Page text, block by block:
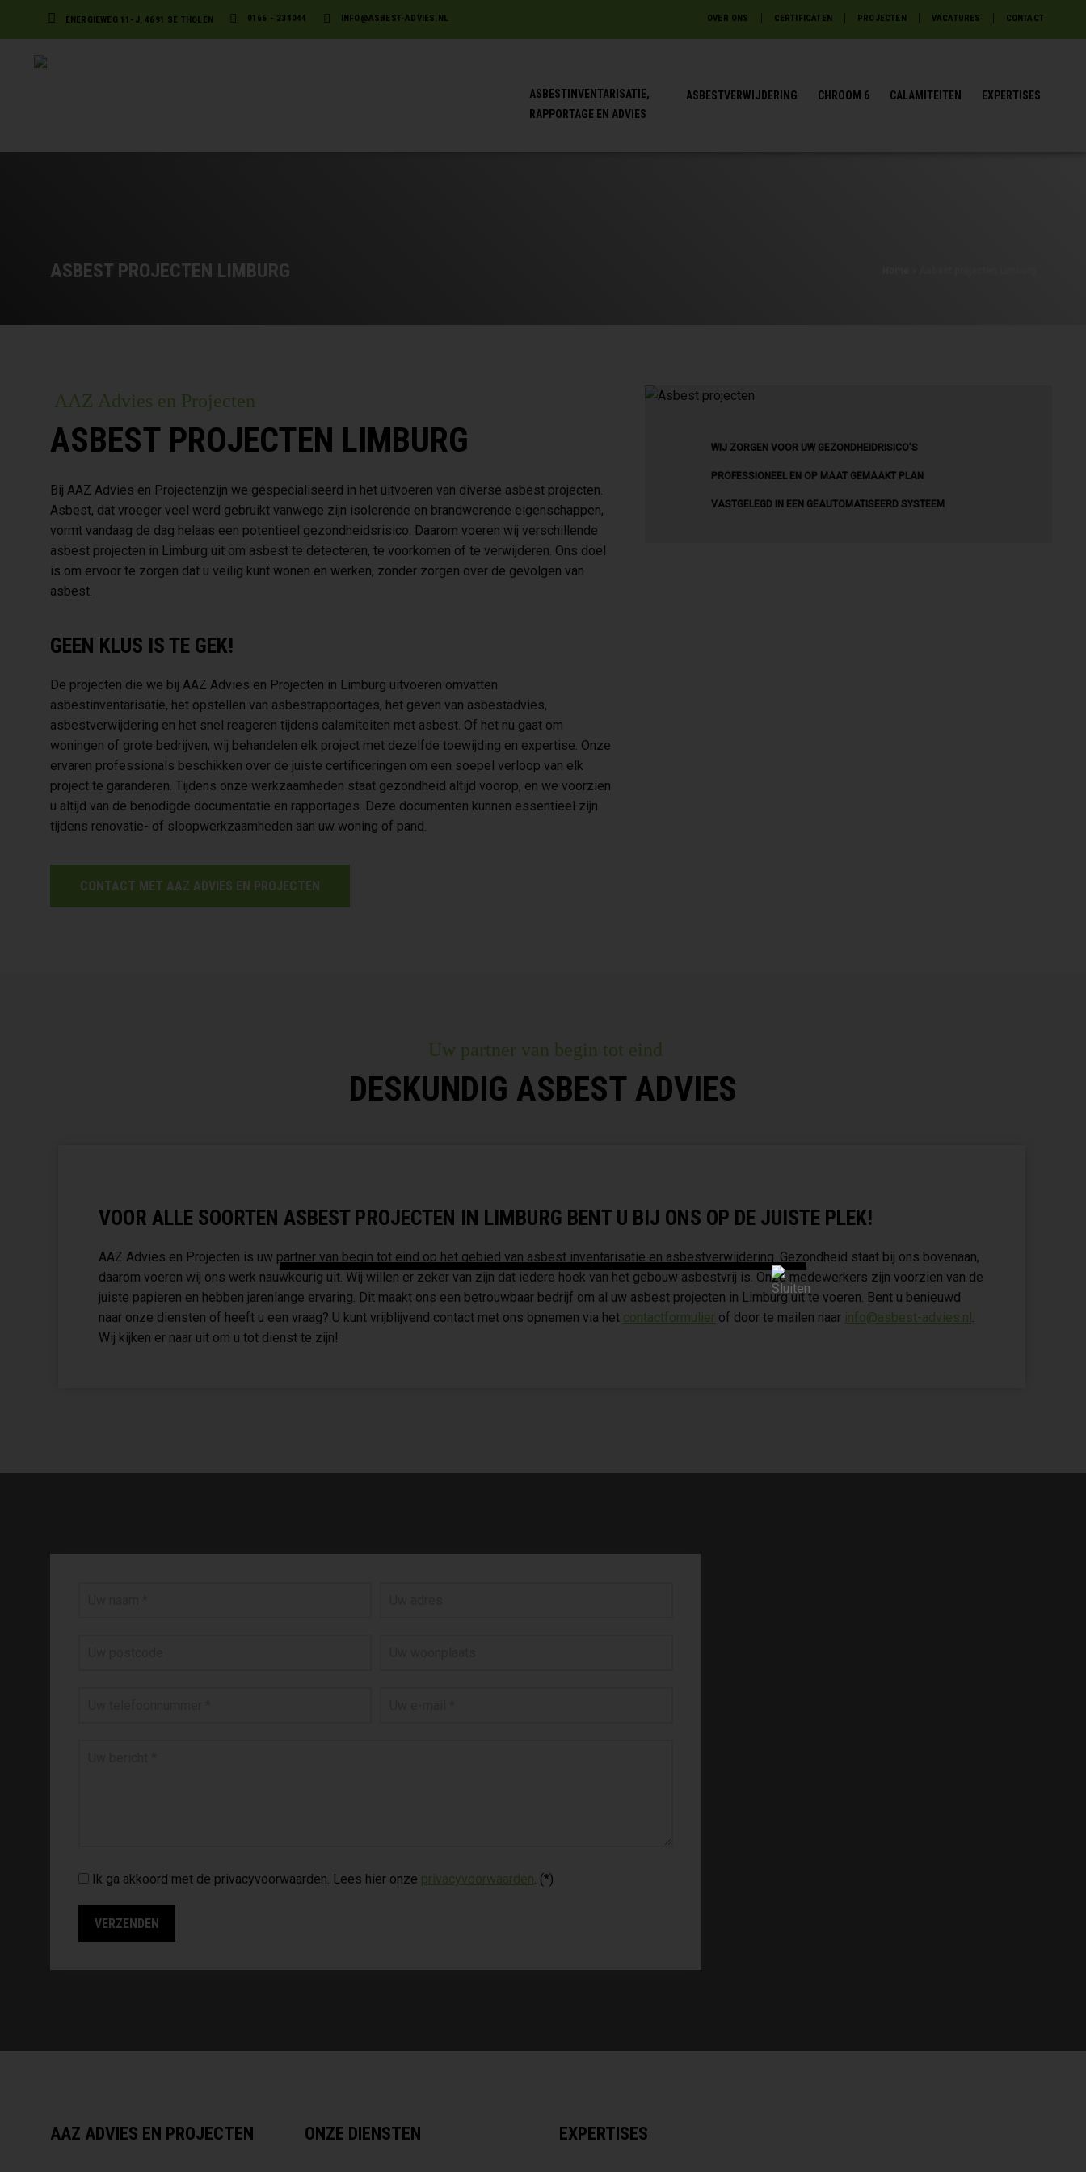
ENERGIEWEG 11-J, 4691 SE THOLEN 0166 - 234044 INFO@ASBEST-ADVIES.NL OVER ONS CERTIFICATEN PROJECTEN VACATURES CONTACT
ASBESTINVENTARISATIE,
RAPPORTAGE EN ADVIES
ASBESTVERWIJDERING CHROOM 6 CALAMITEITEN EXPERTISES
ASBEST PROJECTEN LIMBURG
AAZ Advies en Projecten
ASBEST PROJECTEN LIMBURG
Bij AAZ Advies en Projectenzijn we gespecialiseerd in het uitvoeren van diverse asbest projecten.
Asbest, dat vroeger veel werd gebruikt vanwege zijn isolerende en brandwerende eigenschappen,
vormt vandaag de dag helaas een potentieel gezondheidsrisico. Daarom voeren wij verschillende
asbest projecten in Limburg uit om asbest te detecteren, te voorkomen of te verwijderen. Ons doel
is om ervoor te zorgen dat u veilig kunt wonen en werken, zonder zorgen over de gevolgen van
asbest.
GEEN KLUS IS TE GEK!
De projecten die we bij AAZ Advies en Projecten in Limburg uitvoeren omvatten
asbestinventarisatie, het opstellen van asbestrapportages, het geven van asbestadvies,
asbestverwijdering en het snel reageren tijdens calamiteiten met asbest. Of het nu gaat om
woningen of grote bedrijven, wij behandelen elk project met dezelfde toewijding en expertise. Onze
ervaren professionals beschikken over de juiste certificeringen om een soepel verloop van elk
project te garanderen. Tijdens onze werkzaamheden staat gezondheid altijd voorop, en we voorzien
u altijd van de benodigde documentatie en rapportages. Deze documenten kunnen essentieel zijn
tijdens renovatie- of sloopwerkzaamheden aan uw woning of pand.
CONTACT MET AAZ ADVIES EN PROJECTEN
WIJ ZORGEN VOOR UW GEZONDHEIDRISICO’S
PROFESSIONEEL EN OP MAAT GEMAAKT PLAN
VASTGELEGD IN EEN GEAUTOMATISEERD SYSTEEM
Uw partner van begin tot eind
DESKUNDIG ASBEST ADVIES
VOOR ALLE SOORTEN ASBEST PROJECTEN IN LIMBURG BENT U BIJ ONS OP DE JUISTE PLEK!
AAZ Advies en Projecten is uw partner van begin tot eind op het gebied van asbest inventarisatie en asbestverwijdering. Gezondheid staat bij ons bovenaan,
daarom voeren wij ons werk nauwkeurig uit. Wij willen er zeker van zijn dat iedere hoek van het gebouw asbestvrij is. Onze medewerkers zijn voorzien van de
juiste papieren en hebben jarenlange ervaring. Dit maakt ons een betrouwbaar bedrijf om al uw asbest projecten in Limburg uit te voeren. Bent u benieuwd
naar onze diensten of heeft u een vraag? U kunt vrijblijvend contact met ons opnemen via het contactformulier of door te mailen naar info@asbest-advies.nl.
Wij kijken er naar uit om u tot dienst te zijn!
Ik ga akkoord met de privacyvoorwaarden. Lees hier onze privacyvoorwaarden. (*)
AAZ ADVIES EN PROJECTEN ONZE DIENSTEN EXPERTISES